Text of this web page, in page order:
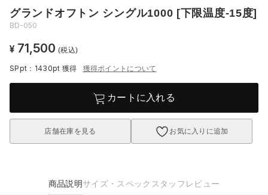
グランドオフトン シングル1000 [下限温度-15度]
BD-050
¥ 71,500 (税込)
SPpt：1430pt 獲得 獲得ポイントについて
カートに入れる
店舗在庫を見る お気に入りに追加
商品説明サイズ・スペック スタッフレビュー